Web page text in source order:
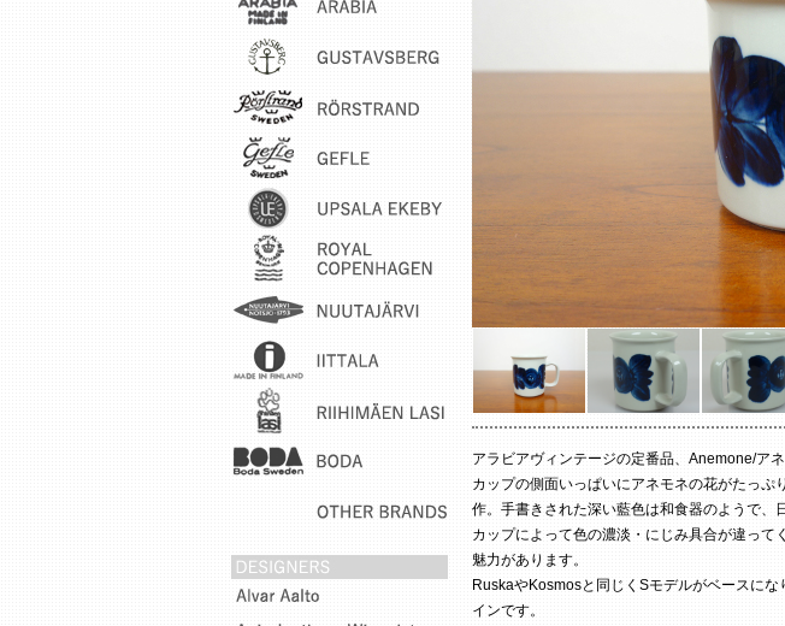
アラビアヴィンテージの定番品、Anemone/ア
カップの側面いっぱいにアネモネの花がたっ
作。手書きされた深い藍色は和食器のようで、
カップによって色の濃淡・にじみ具合が違っ
魅力があります。
RuskaやKosmosと同じくSモデルがベースに
インです。